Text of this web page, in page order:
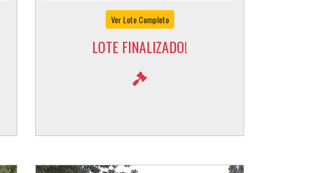
Ver Lote Completo
LOTE FINALIZADO!